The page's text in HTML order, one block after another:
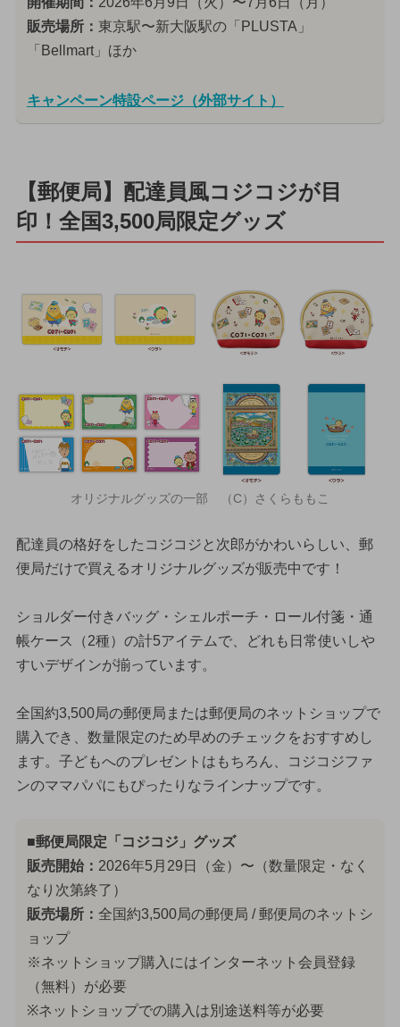
販売場所： 東京駅〜新大阪駅の「PLUSTA」
「Bellmart」ほか
キャンペーン特設ページ（外部サイト）
【郵便局】配達員風コジコジが目
印！全国3,500局限定グッズ
オリジナルグッズの一部 （C）さくらももこ
配達員の格好をしたコジコジと次郎がかわいらしい、郵
便局だけで買えるオリジナルグッズが販売中です！
ショルダー付きバッグ・シェルポーチ・ロール付箋・通
帳ケース（2種）の計5アイテムで、どれも日常使いしや
すいデザインが揃っています。
全国約3,500局の郵便局または郵便局のネットショップで
購入でき、数量限定のため早めのチェックをおすすめし
ます。子どもへのプレゼントはもちろん、コジコジファ
ンのママパパにもぴったりなラインナップです。
■郵便局限定「コジコジ」グッズ
販売開始： 2026年5月29日（金）〜（数量限定・なく
なり次第終了）
販売場所： 全国約3,500局の郵便局 / 郵便局のネットシ
ョップ
※ネットショップ購入にはインターネット会員登録
（無料）が必要
※ネットショップでの購入は別途送料等が必要